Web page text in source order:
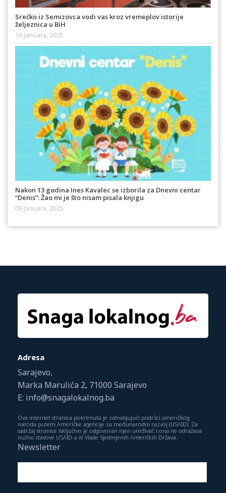
Srećko iz Semizovca vodi vas kroz vremeplov istorije
željeznica u BiH
16 Januara, 2025
Nakon 13 godina Ines Kavalec se izborila za Dnevni centar
“Denis”: Žao mi je što nisam pisala knjigu
09 Januara, 2025
Adresa
Sarajevo,
Marka Marulića 2, 71000 Sarajevo
E: info@snagalokalnog.ba
Ova internet stranica pokrenuta je zahvaljujući podršci američkog
naroda putem Američke agencije za međunarodni razvoj (USAID). Za
sadržaj stranice isključivo je odgovoran njen uređivač i ona ne odražava
nužno stavove USAID-a ili Vlade Sjedinjenih Američkih Država.
Newsletter